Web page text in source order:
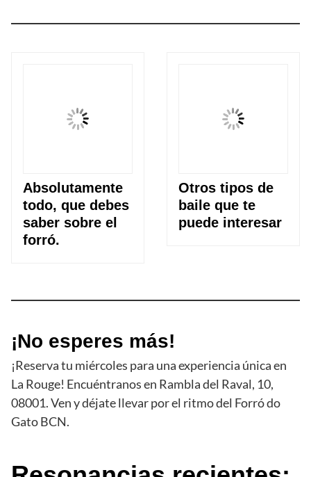
Absolutamente
todo, que debes
saber sobre el
forró.
Otros tipos de
baile que te
puede interesar
¡No esperes más!
¡Reserva tu miércoles para una experiencia única en
La Rouge! Encuéntranos en Rambla del Raval, 10,
08001. Ven y déjate llevar por el ritmo del Forró do
Gato BCN.